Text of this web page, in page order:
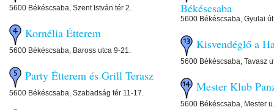
5600 Békéscsaba, Szent István tér 2.
Kornélia Étterem
5600 Békéscsaba, Baross utca 9-21.
Party Étterem és Grill Terasz
5600 Békéscsaba, Szabadság tér 11-17.
Békéscsaba
5600 Békéscsaba, Gyulai
Kisvendéglő a
5600 Békéscsaba, Tavasz
Mester Klub
5600 Békéscsaba, Mester